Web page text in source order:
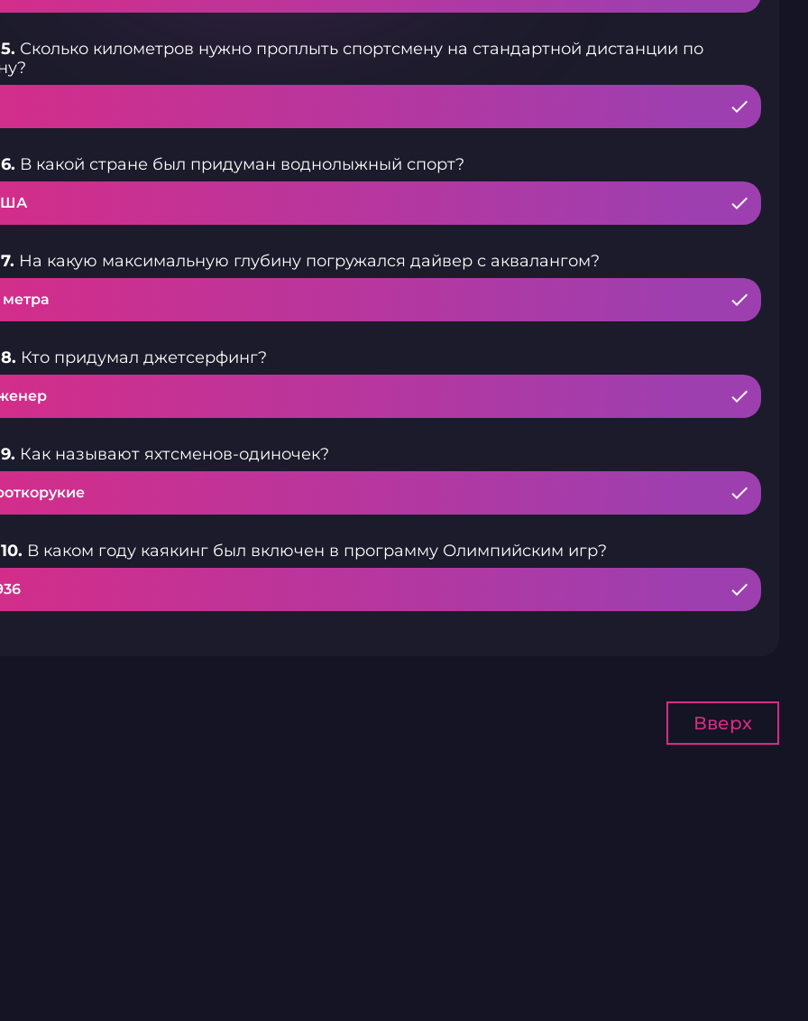
Сколько километров нужно проплыть спортсмену на стандартной дистанции по
В какой стране был придуман воднолыжный спорт?
На какую максимальную глубину погружался дайвер с аквалангом?
метра
Кто придумал джетсерфинг?
Как называют яхтсменов-одиночек?
В каком году каякинг был включен в программу Олимпийским игр?
Вверх